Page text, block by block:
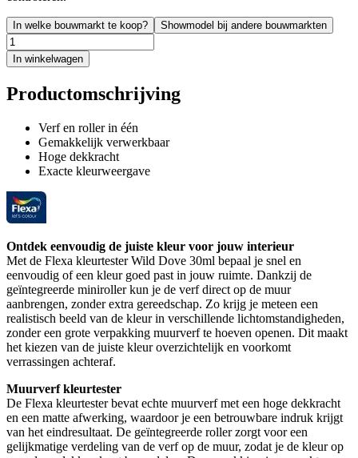
In welke bouwmarkt te koop? Showmodel bij andere bouwmarkten
In winkelwagen
Productomschrijving
Verf en roller in één
Gemakkelijk verwerkbaar
Hoge dekkracht
Exacte kleurweergave
Ontdek eenvoudig de juiste kleur voor jouw interieur
Met de Flexa kleurtester Wild Dove 30ml bepaal je snel en
eenvoudig of een kleur goed past in jouw ruimte. Dankzij de
geïntegreerde miniroller kun je de verf direct op de muur
aanbrengen, zonder extra gereedschap. Zo krijg je meteen een
realistisch beeld van de kleur in verschillende lichtomstandigheden,
zonder een grote verpakking muurverf te hoeven openen. Dit maakt
het kiezen van de juiste kleur overzichtelijk en voorkomt
verrassingen achteraf.
Muurverf kleurtester
De Flexa kleurtester bevat echte muurverf met een hoge dekkracht
en een matte afwerking, waardoor je een betrouwbare indruk krijgt
van het eindresultaat. De geïntegreerde roller zorgt voor een
gelijkmatige verdeling van de verf op de muur, zodat je de kleur op